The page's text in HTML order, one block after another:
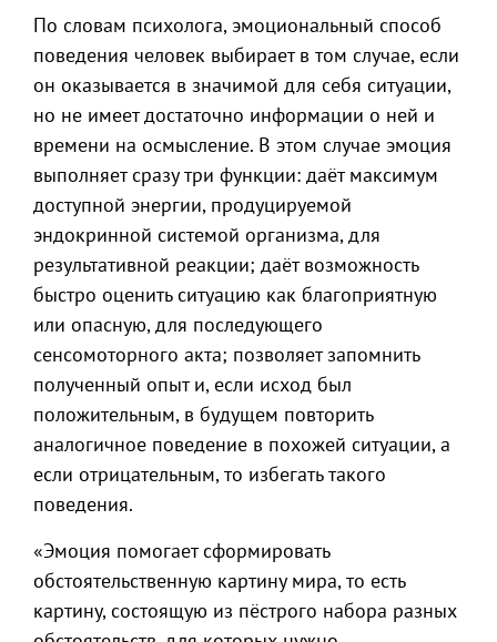
По словам психолога, эмоциональный способ
поведения человек выбирает в том случае, если
он оказывается в значимой для себя ситуации,
но не имеет достаточно информации о ней и
времени на осмысление. В этом случае эмоция
выполняет сразу три функции: даёт максимум
доступной энергии, продуцируемой
эндокринной системой организма, для
результативной реакции; даёт возможность
быстро оценить ситуацию как благоприятную
или опасную, для последующего
сенсомоторного акта; позволяет запомнить
полученный опыт и, если исход был
положительным, в будущем повторить
аналогичное поведение в похожей ситуации, а
если отрицательным, то избегать такого
поведения.
«Эмоция помогает сформировать
обстоятельственную картину мира, то есть
картину, состоящую из пёстрого набора разных